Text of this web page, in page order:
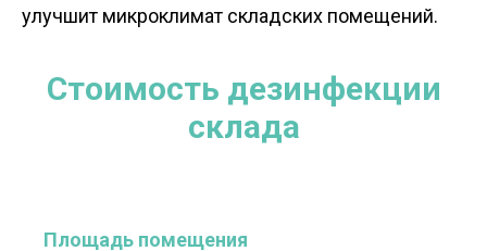
улучшит микроклимат складских помещений.
Стоимость дезинфекции
склада
Площадь помещения